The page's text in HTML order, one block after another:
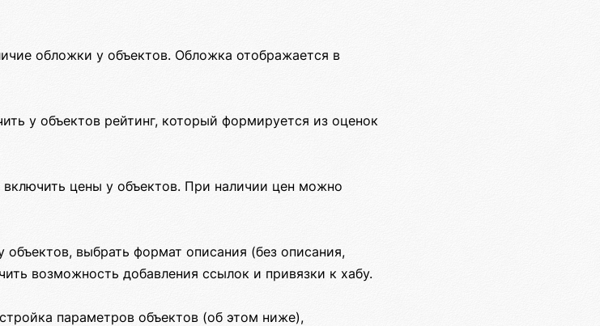
обложки у объектов. Обложка отображается в
у объектов рейтинг, который формируется из оценок
цены у объектов. При наличии цен можно
выбрать формат описания (без описания,
возможность добавления ссылок и привязки к хабу.
параметров объектов (об этом ниже),